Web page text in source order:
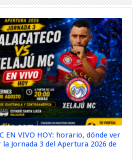
EN VIVO HOY: horario, dónde ver
Jornada 3 del Apertura 2026 de